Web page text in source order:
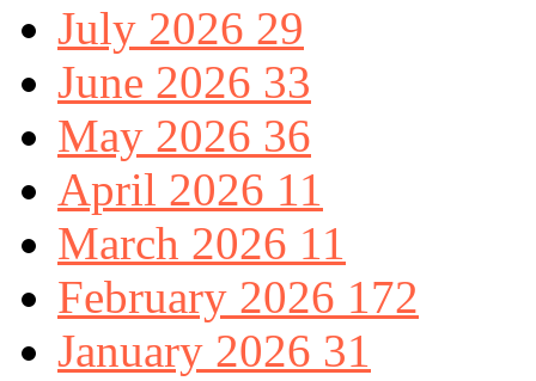
July 2026 29
June 2026 33
May 2026 36
April 2026 11
March 2026 11
February 2026 172
January 2026 31